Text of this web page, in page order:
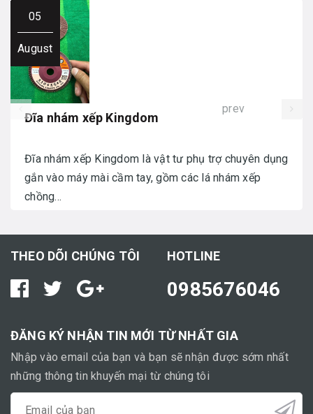
05
August
Đĩa nhám xếp Kingdom
Đĩa nhám xếp Kingdom là vật tư phụ trợ chuyên dụng
gắn vào máy mài cầm tay, gồm các lá nhám xếp
chồng...
prev
THEO DÕI CHÚNG TÔI HOTLINE
0985676046
ĐĂNG KÝ NHẬN TIN MỚI TỪ NHẤT GIA
Nhập vào email của bạn và bạn sẽ nhận được sớm nhất
những thông tin khuyến mại từ chúng tôi